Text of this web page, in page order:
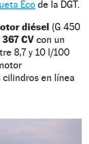
Eco de la DGT.
diésel (G 450
367 CV con un
8,7 y 10 l/100
en línea